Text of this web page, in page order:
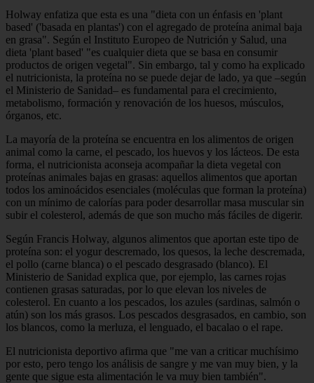
Holway enfatiza que esta es una "dieta con un énfasis en 'plant
based' ('basada en plantas') con el agregado de proteína animal baja
en grasa". Según el Instituto Europeo de Nutrición y Salud, una
dieta 'plant based' "es cualquier dieta que se basa en consumir
productos de origen vegetal". Sin embargo, tal y como ha explicado
el nutricionista, la proteína no se puede dejar de lado, ya que –según
el Ministerio de Sanidad– es fundamental para el crecimiento,
metabolismo, formación y renovación de los huesos, músculos,
órganos, etc.
La mayoría de la proteína se encuentra en los alimentos de origen
animal como la carne, el pescado, los huevos y los lácteos. De esta
forma, el nutricionista aconseja acompañar la dieta vegetal con
proteínas animales bajas en grasas: aquellos alimentos que aportan
todos los aminoácidos esenciales (moléculas que forman la proteína)
con un mínimo de calorías para poder desarrollar masa muscular sin
subir el colesterol, además de que son mucho más fáciles de digerir.
Según Francis Holway, algunos alimentos que aportan este tipo de
proteína son: el yogur descremado, los quesos, la leche descremada,
el pollo (carne blanca) o el pescado desgrasado (blanco). El
Ministerio de Sanidad explica que, por ejemplo, las carnes rojas
contienen grasas saturadas, por lo que elevan los niveles de
colesterol. En cuanto a los pescados, los azules (sardinas, salmón o
atún) son los más grasos. Los pescados desgrasados, en cambio, son
los blancos, como la merluza, el lenguado, el bacalao o el rape.
El nutricionista deportivo afirma que "me van a criticar muchísimo
por esto, pero tengo los análisis de sangre y me van muy bien, y la
gente que sigue esta alimentación le va muy bien también".